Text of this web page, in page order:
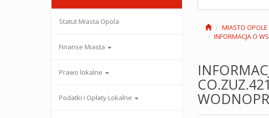
Statut Miasta Opola
Finanse Miasta
Prawo lokalne
Podatki i Opłaty Lokalne
MIASTO OPOLE
INFORMACJA O